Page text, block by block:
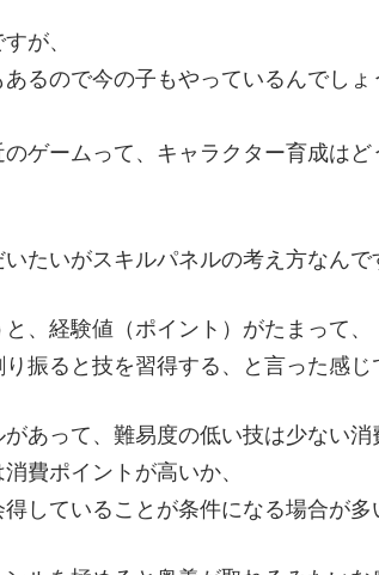
が、
るので今の子もやっているんでしょ
ゲームって、キャラクター育成はど
たいがスキルパネルの考え方なんで
、経験値（ポイント）がたまって、
振ると技を習得する、と言った感じ
あって、難易度の低い技は少ない消
費ポイントが高いか、
していることが条件になる場合が多